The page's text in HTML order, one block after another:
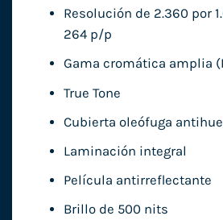
Resolución de 2.360 por
264 p/p
Gama cromática amplia
True Tone
Cubierta oleófuga
Laminación integral
Película antirreflectante
Brillo de 500 nits